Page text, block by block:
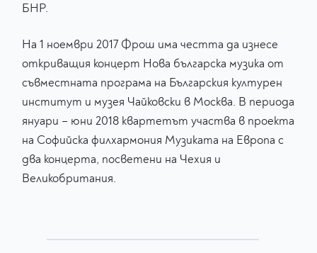
БНР.
На 1 ноември 2017 Фрош има честта да изнесе
откриващия концерт Нова българска музика от
съвместната програма на Българския културен
институт и музея Чайковски в Москва. В периода
януари – юни 2018 квартетът участва в проекта
на Софийска филхармония Музиката на Европа с
два концерта, посветени на Чехия и
Великобритания.